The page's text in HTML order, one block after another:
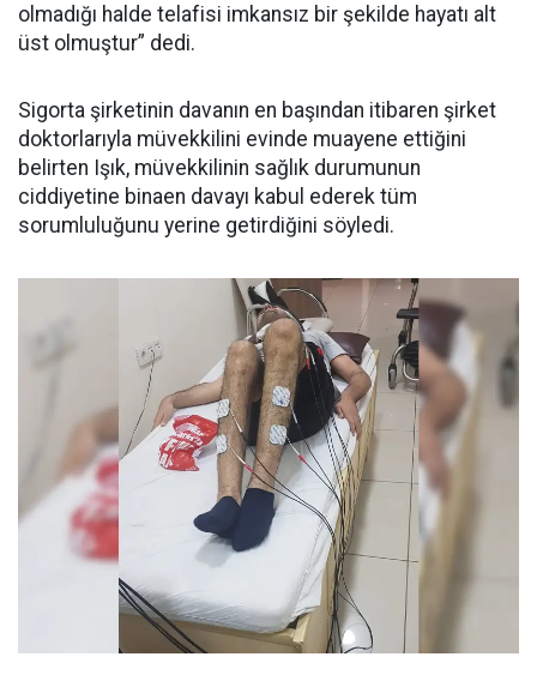
olmadığı halde telafisi imkansız bir şekilde hayatı alt
üst olmuştur” dedi.
Sigorta şirketinin davanın en başından itibaren şirket
doktorlarıyla müvekkilini evinde muayene ettiğini
belirten Işık, müvekkilinin sağlık durumunun
ciddiyetine binaen davayı kabul ederek tüm
sorumluluğunu yerine getirdiğini söyledi.